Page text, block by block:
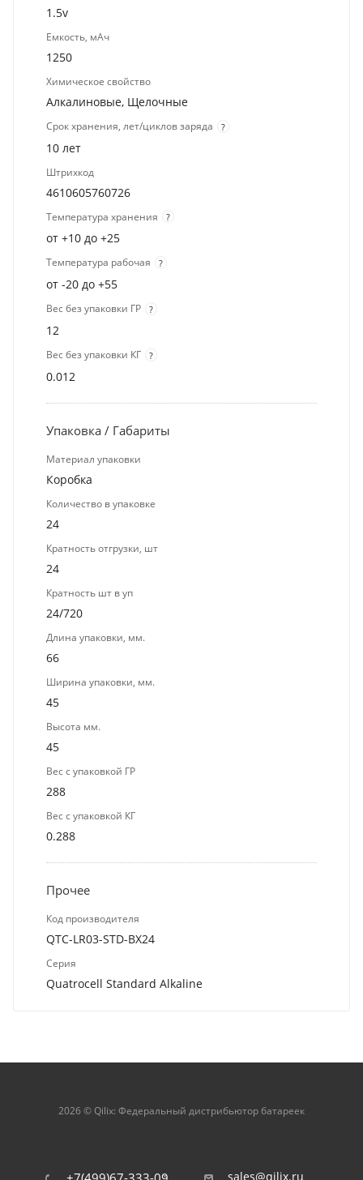
1.5v
Емкость, мАч
1250
Химическое свойство
Алкалиновые, Щелочные
Срок хранения, лет/циклов заряда ?
10 лет
Штрихкод
4610605760726
Температура хранения ?
от +10 до +25
Температура рабочая ?
от -20 до +55
Вес без упаковки ГР ?
12
Вес без упаковки КГ ?
0.012
Упаковка / Габариты
Материал упаковки
Коробка
Количество в упаковке
24
Кратность отгрузки, шт
24
Кратность шт в уп
24/720
Длина упаковки, мм.
66
Ширина упаковки, мм.
45
Высота мм.
45
Вес с упаковкой ГР
288
Вес с упаковкой КГ
0.288
Прочее
Код производителя
QTC-LR03-STD-BX24
Серия
Quatrocell Standard Alkaline
2026 © Qilix: Федеральный дистрибьютор батареек
sales@qilix.ru